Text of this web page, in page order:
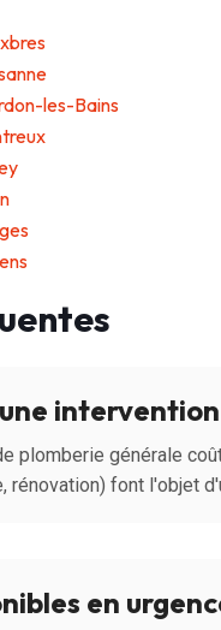
les-Bains
plomberie générale
rénovation) font l'objet
en